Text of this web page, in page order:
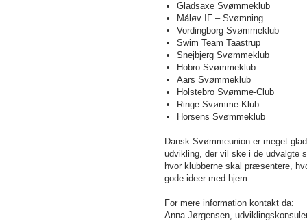
Gladsaxe Svømmeklub
Måløv IF – Svømning
Vordingborg Svømmeklub
Swim Team Taastrup
Snejbjerg Svømmeklub
Hobro Svømmeklub
Aars Svømmeklub
Holstebro Svømme-Club
Ringe Svømme-Klub
Horsens Svømmeklub
Dansk Svømmeunion er meget
udvikling, der vil ske i de udvalgte
hvor klubberne skal præsentere,
gode ideer med hjem.
For mere information kontakt da:
Anna Jørgensen,